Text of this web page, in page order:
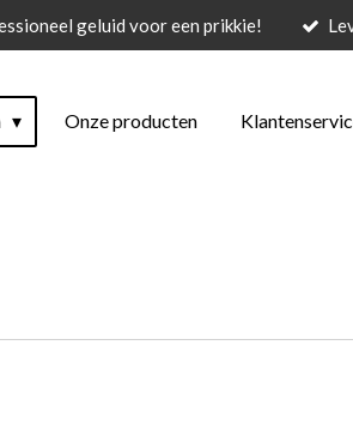
geluid voor een prikkie!
Onze producten